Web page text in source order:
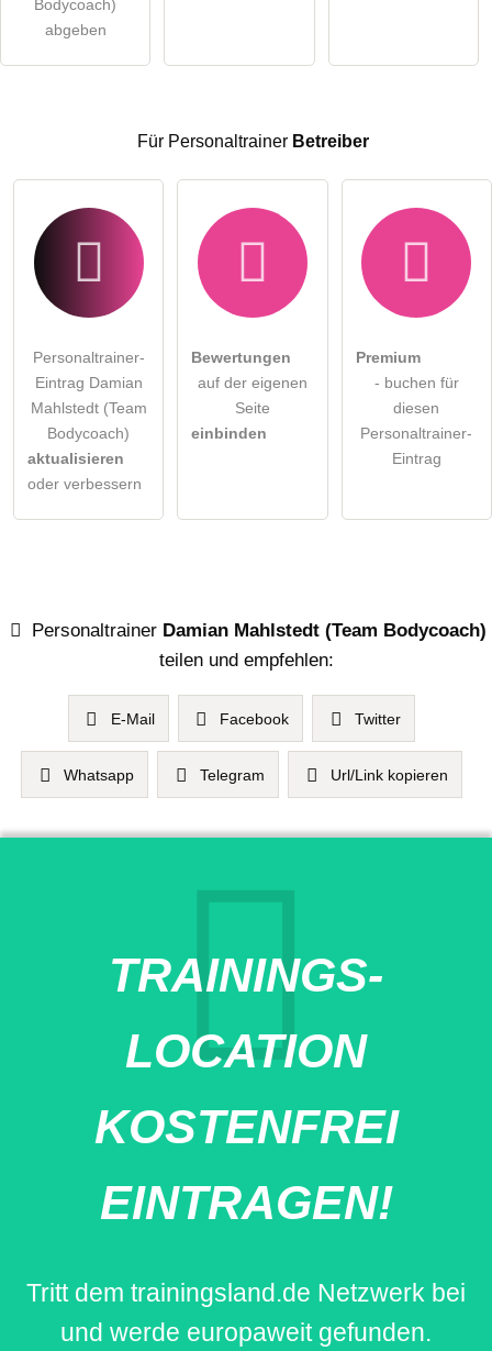
Besucher sichtbar
Bodycoach)
abgeben
Für Personaltrainer Betreiber
Personaltrainer-
Eintrag Damian
Mahlstedt (Team
Bodycoach)
aktualisieren
oder verbessern
Bewertungen
auf der eigenen
Seite
einbinden
Premium
- buchen für
diesen
Personaltrainer-
Eintrag
Personaltrainer Damian Mahlstedt (Team Bodycoach)
teilen und empfehlen:
E-Mail Facebook Twitter
Whatsapp Telegram Url/Link kopieren
TRAININGS-
LOCATION
KOSTENFREI
EINTRAGEN!
Tritt dem trainingsland.de Netzwerk bei
und werde europaweit gefunden.